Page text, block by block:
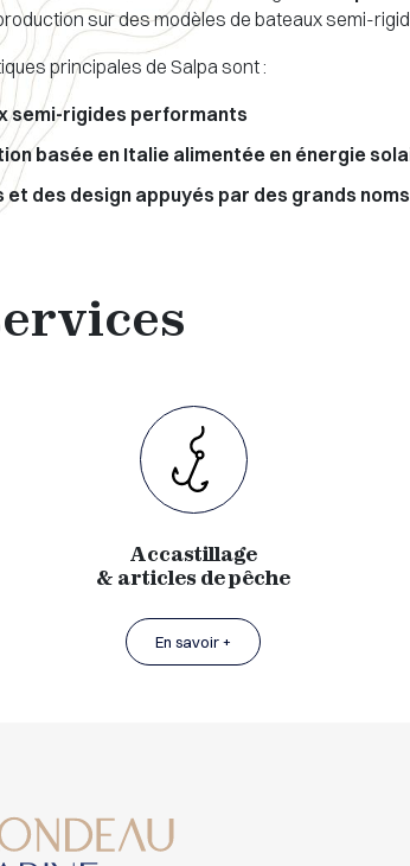
sur des modèles de bateaux semi-
principales de Salpa sont :
semi-rigides performants
basée en Italie alimentée en énergie
et des design appuyés par des grands
Accastillage
& articles de pêche
En savoir +